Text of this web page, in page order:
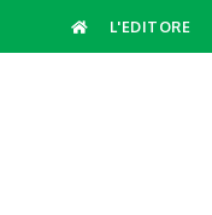
L'EDITORE